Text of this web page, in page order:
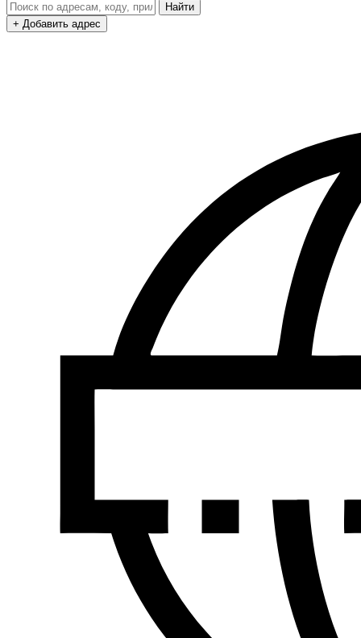
Найти
+ Добавить адрес